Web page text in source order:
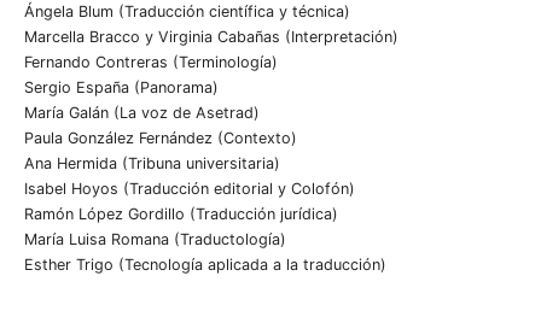
Ángela Blum (Traducción científica y técnica)
Marcella Bracco y Virginia Cabañas (Interpretación)
Fernando Contreras (Terminología)
Sergio España (Panorama)
María Galán (La voz de Asetrad)
Paula González Fernández (Contexto)
Ana Hermida (Tribuna universitaria)
Isabel Hoyos (Traducción editorial y Colofón)
Ramón López Gordillo (Traducción jurídica)
María Luisa Romana (Traductología)
Esther Trigo (Tecnología aplicada a la traducción)